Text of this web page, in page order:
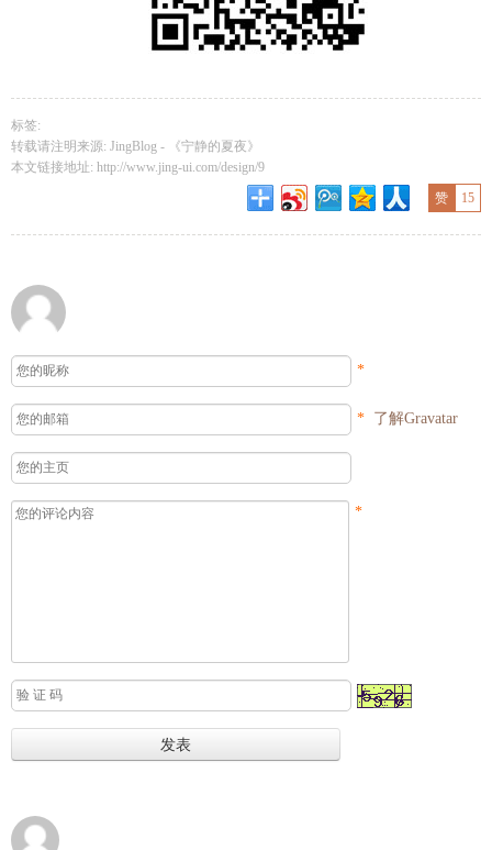
标签:
转载请注明来源: JingBlog -
《宁静的夏夜》
本文链接地址: http://www.jing-ui.com/design/9
赞
15
*
* 了解Gravatar
*